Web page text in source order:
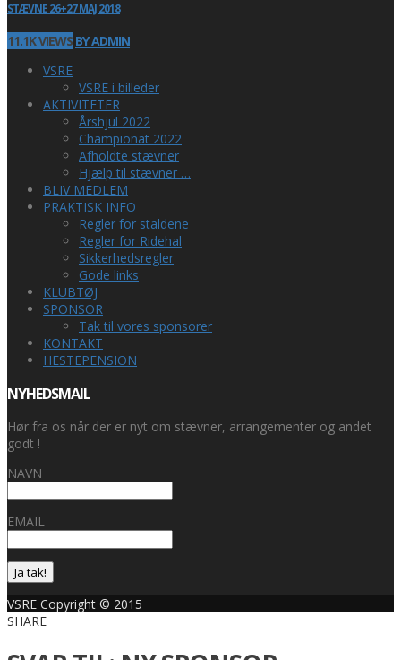
STÆVNE 26+27 MAJ 2018
11.1K VIEWS BY ADMIN
VSRE
VSRE i billeder
AKTIVITETER
Årshjul 2022
Championat 2022
Afholdte stævner
Hjælp til stævner …
BLIV MEDLEM
PRAKTISK INFO
Regler for staldene
Regler for Ridehal
Sikkerhedsregler
Gode links
KLUBTØJ
SPONSOR
Tak til vores sponsorer
KONTAKT
HESTEPENSION
NYHEDSMAIL
Hør fra os når der er nyt om stævner, arrangementer og andet
godt !
NAVN
EMAIL
Ja tak!
VSRE Copyright © 2015
SHARE